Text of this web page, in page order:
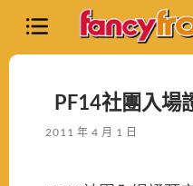
PF14社團入場
2011 年 4 月 1 日